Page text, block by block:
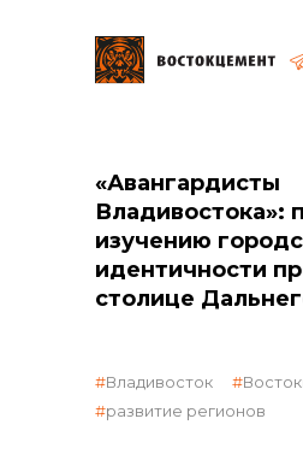
общая
«Авангардисты
Владивостока»:
изучению
идентичности
столице
Владивосток
развитие регионов